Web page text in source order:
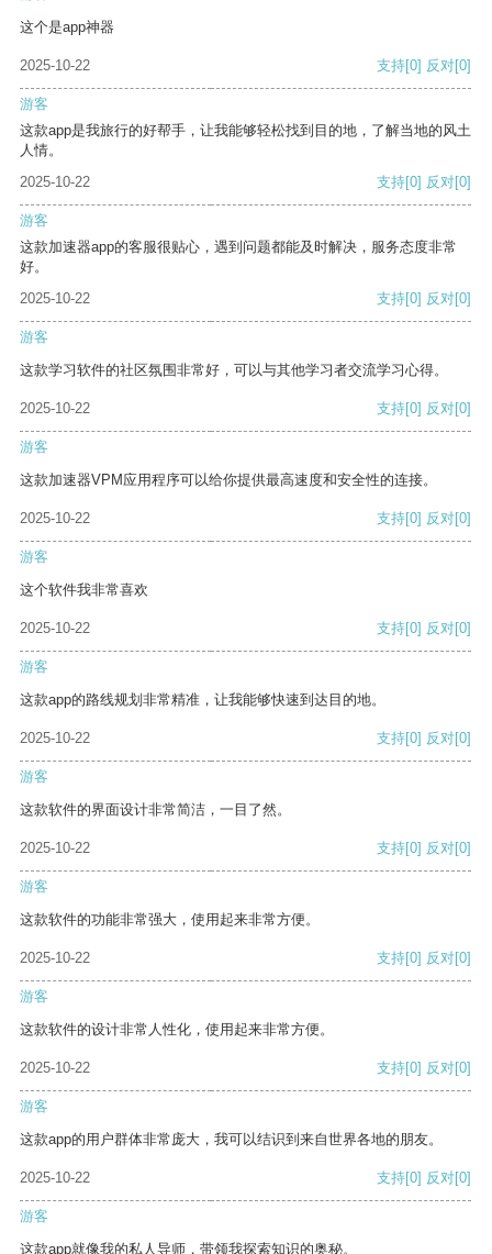
这个是app神器
2025-10-22 支持[0] 反对[0]
游客
这款app是我旅行的好帮手，让我能够轻松找到目的地，了解当地的风土
人情。
2025-10-22
支持[0] 反对[0]
游客
这款加速器app的客服很贴心，遇到问题都能及时解决，服务态度非常
好。
2025-10-22
支持[0] 反对[0]
游客
这款学习软件的社区氛围非常好，可以与其他学习者交流学习心得。
2025-10-22 支持[0] 反对[0]
游客
这款加速器VPM应用程序可以给你提供最高速度和安全性的连接。
2025-10-22 支持[0] 反对[0]
游客
这个软件我非常喜欢
2025-10-22 支持[0] 反对[0]
游客
这款app的路线规划非常精准，让我能够快速到达目的地。
2025-10-22 支持[0] 反对[0]
游客
这款软件的界面设计非常简洁，一目了然。
2025-10-22 支持[0] 反对[0]
游客
这款软件的功能非常强大，使用起来非常方便。
2025-10-22 支持[0] 反对[0]
游客
这款软件的设计非常人性化，使用起来非常方便。
2025-10-22 支持[0] 反对[0]
游客
这款app的用户群体非常庞大，我可以结识到来自世界各地的朋友。
2025-10-22 支持[0] 反对[0]
游客
这款app就像我的私人导师，带领我探索知识的奥秘。